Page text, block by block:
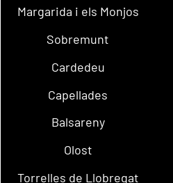
Margarida i els Monjos
Sobremunt
Cardedeu
Capellades
Balsareny
Olost
Torrelles de Llobregat